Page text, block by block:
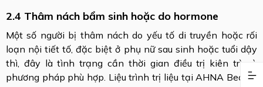
2.4 Thâm nách bẩm sinh hoặc do hormone
Một số người bị thâm nách do yếu tố di truyền hoặc rối
loạn nội tiết tố, đặc biệt ở phụ nữ sau sinh hoặc tuổi dậy
thì, đây là tình trạng cần thời gian điều trị kiên trì và
phương pháp phù hợp. Liệu trình trị liệu tại AHNA Beauty